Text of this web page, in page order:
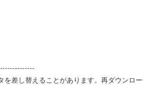
を差し替えることがあります。再ダウンロ